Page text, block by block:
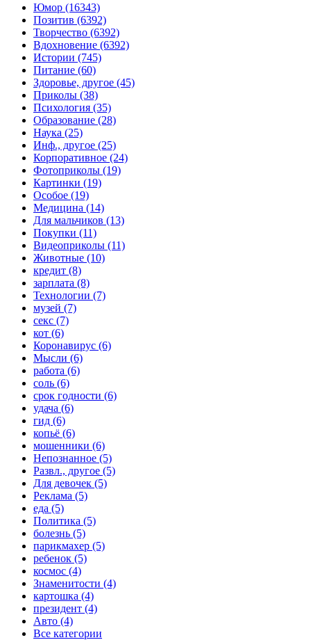
Юмор (16343)
Позитив (6392)
Творчество (6392)
Вдохновение (6392)
Истории (745)
Питание (60)
Здоровье, другое (45)
Приколы (38)
Психология (35)
Образование (28)
Наука (25)
Инф., другое (25)
Корпоративное (24)
Фотоприколы (19)
Картинки (19)
Особое (19)
Медицина (14)
Для мальчиков (13)
Покупки (11)
Видеоприколы (11)
Животные (10)
кредит (8)
зарплата (8)
Технологии (7)
музей (7)
секс (7)
кот (6)
Коронавирус (6)
Мысли (6)
работа (6)
соль (6)
срок годности (6)
удача (6)
гид (6)
копьё (6)
мошенники (6)
Непознанное (5)
Развл., другое (5)
Для девочек (5)
Реклама (5)
еда (5)
Политика (5)
болезнь (5)
парикмахер (5)
ребенок (5)
космос (4)
Знаменитости (4)
картошка (4)
президент (4)
Авто (4)
Все категории